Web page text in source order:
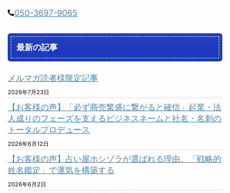
050-3697-9065
最新の記事
メルマガ読者様限定記事
2026年7月23日
【お客様の声】「必ず商売繁盛に繋がると確信」起業・法
人成りのフェーズを支えるビジネスネームと社名・名刺の
トータルプロデュース
2026年6月12日
【お客様の声】占い屋ホシゾラが選ばれる理由。「戦略的
姓名鑑定」で運気を構築する
2026年6月2日